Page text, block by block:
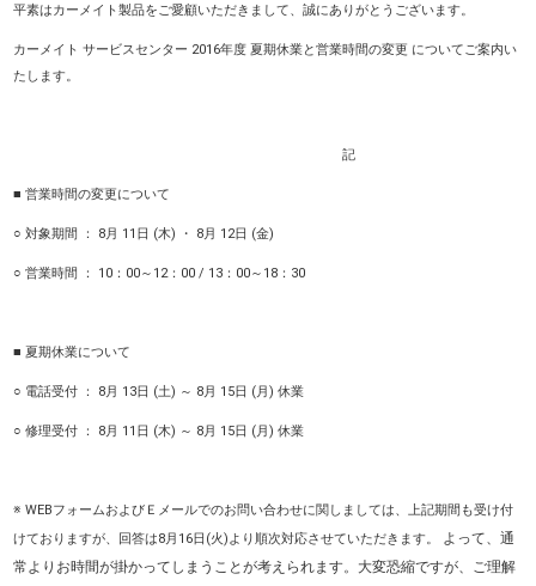
平素はカーメイト製品をご愛顧いただきまして、誠にありがとうございます。
カーメイト サービスセンター 2016年度 夏期休業と営業時間の変更 についてご案内い
たします。
記
■ 営業時間の変更について
○ 対象期間 ： 8月 11日 (木) ・ 8月 12日 (金)
○ 営業時間 ： 10：00～12：00 / 13：00～18：30
■ 夏期休業について
○ 電話受付 ： 8月 13日 (土) ～ 8月 15日 (月) 休業
○ 修理受付 ： 8月 11日 (木) ～ 8月 15日 (月) 休業
※ WEBフォームおよびＥメールでのお問い合わせに関しましては、上記期間も受け付
けておりますが、回答は8月16日(火)より順次対応させていただきます。
よって、通
常よりお時間が掛かってしまうことが考えられます。大変恐縮ですが、ご理解